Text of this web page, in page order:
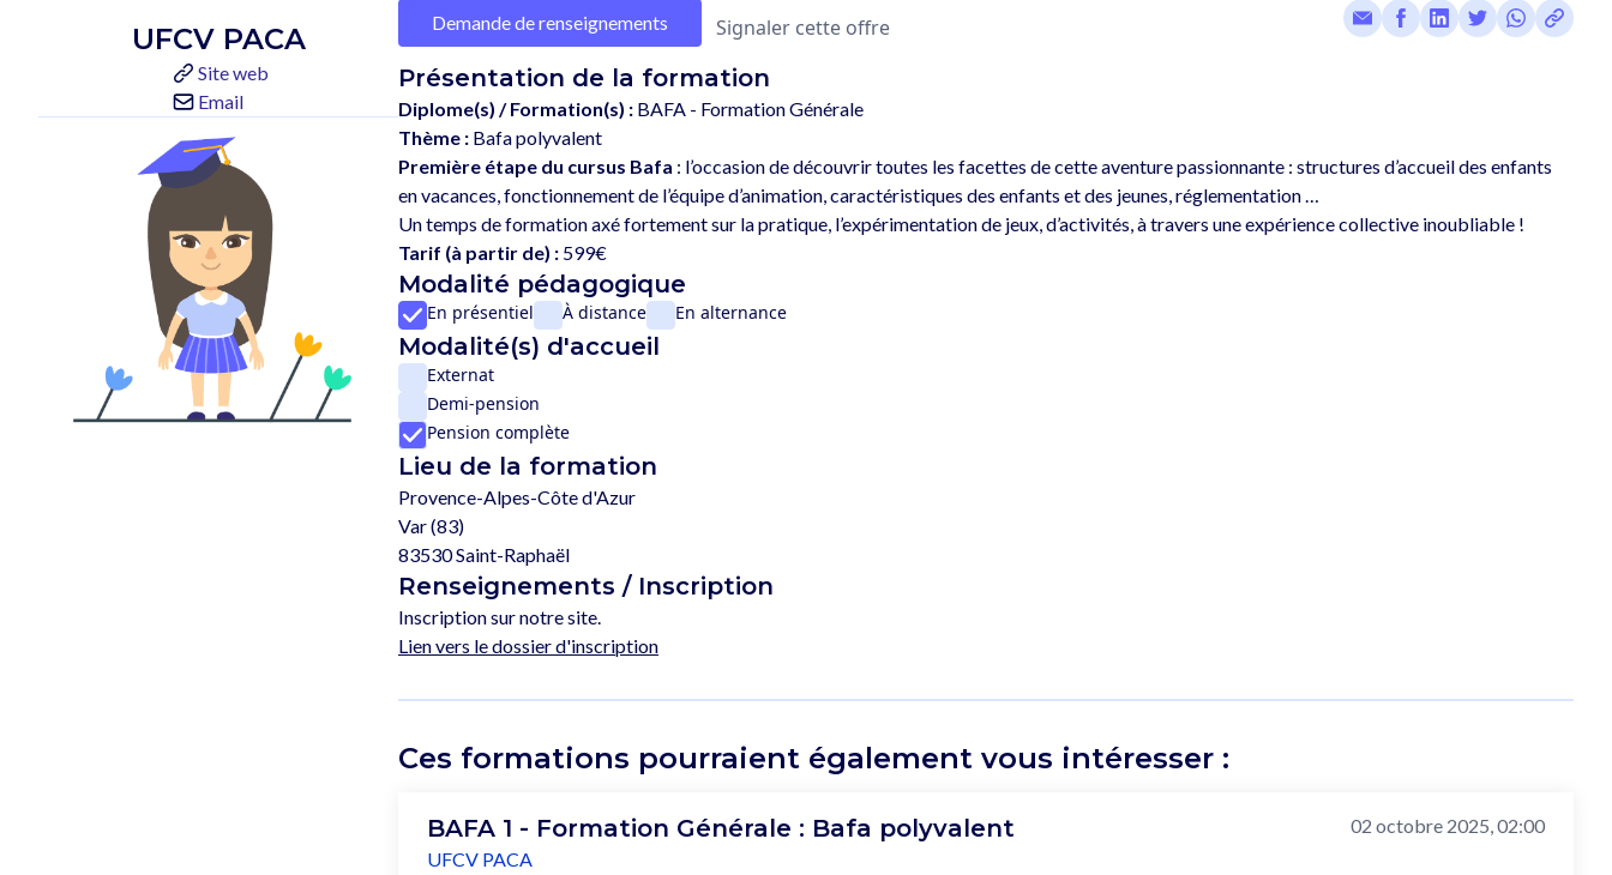
UFCV PACA
Site web
Email
Demande de renseignements Signaler cette offre
Présentation de la formation
Diplome(s) / Formation(s) : BAFA - Formation Générale
Thème : Bafa polyvalent
Première étape du cursus Bafa : l’occasion de découvrir toutes les facettes de cette aventure passionnante : structures d’accueil des enfants
en vacances, fonctionnement de l’équipe d’animation, caractéristiques des enfants et des jeunes, réglementation …
Tarif (à partir de) : 599€
Modalité pédagogique
En présentiel À distance En alternance
Modalité(s) d'accueil
Externat
Demi-pension
Pension complète
Lieu de la formation
Provence-Alpes-Côte d'Azur
Var (83)
83530 Saint-Raphaël
Renseignements / Inscription
Inscription sur notre site.
Lien vers le dossier d'inscription
Ces formations pourraient également vous intéresser :
BAFA 1 - Formation Générale : Bafa polyvalent
02 octobre 2025, 02:00
UFCV PACA